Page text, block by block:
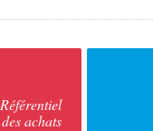
Référentiel
des achats